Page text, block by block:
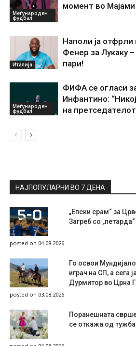
Меѓународен
фудбал
момент во
Италија
Наполи ја отфрли
Фенер за Лукаку
пари!
Меѓународен
фудбал
ФИФА се огласи
Инфантино:
на
НАЈПОПУЛАРНИ ВО 7 ДЕНА
„Епски срам“ за
Загреб со
posted on 04.08.2026
Го освои
играч на СП, а сега
Дурмитор во Црна
posted on 03.08.2026
Поранешната
се откажа од